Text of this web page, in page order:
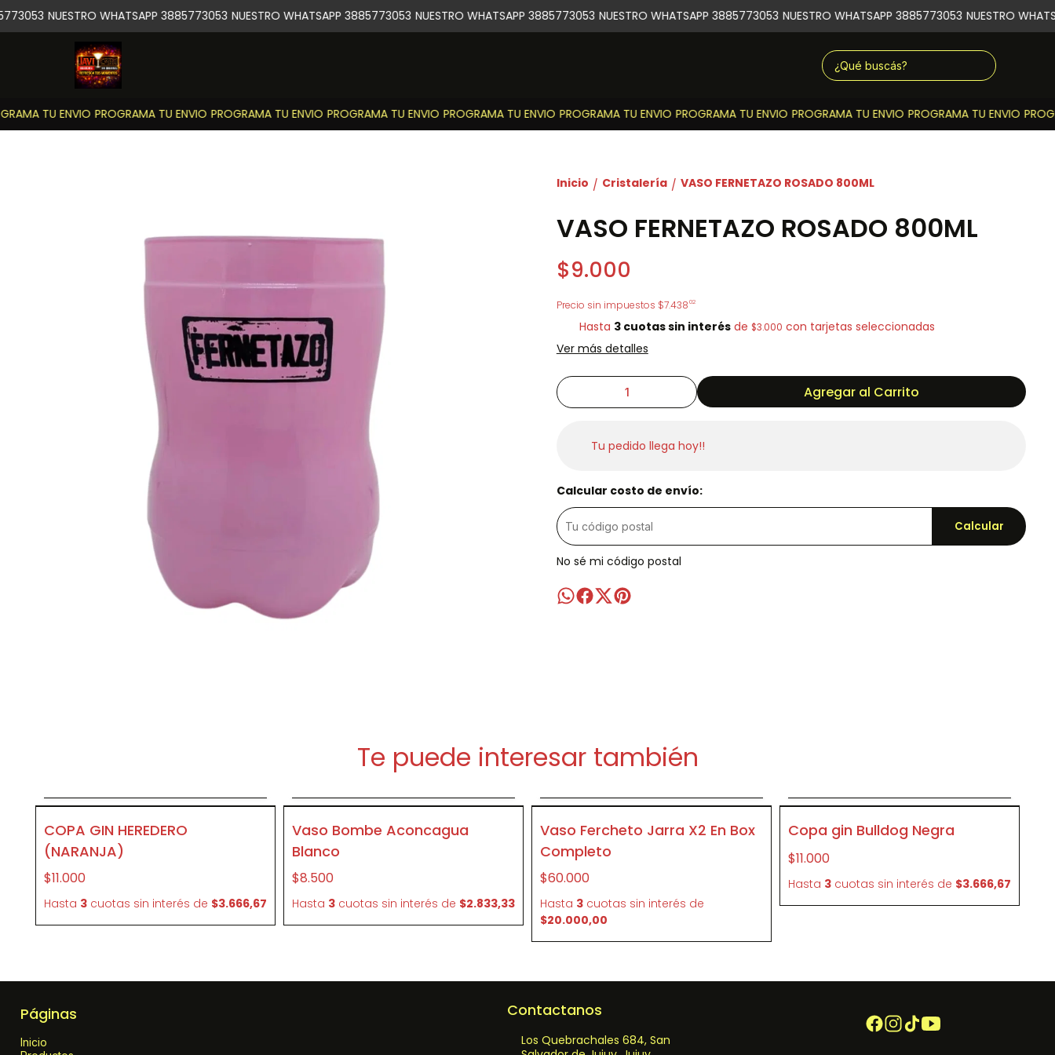
TU ENVIO PROGRAMA TU ENVIO PROGRAMA TU ENVIO PROGRAMA TU ENVIO PROGRAMA TU ENVIO PROGRAMA TU ENVIO PROGRAMA TU ENVIO PROGRAMA TU ENVIO PROGRAMA TU ENVIO
NUESTRO WHATSAPP 3885773053 NUESTRO WHATSAPP 3885773053 NUESTRO WHATSAPP 3885773053 NUESTRO WHATSAPP 3885773053 NUESTRO WHATSAPP 3885773053 NUESTRO
Inicio / Cristalería / VASO FERNETAZO ROSADO 800ML
VASO FERNETAZO ROSADO 800ML
$9.000
Precio sin impuestos $7.43802
Hasta 3 cuotas sin interésde $3.000 con tarjetas seleccionadas
Ver más detalles
Agregar al Carrito
Tu pedido llega hoy!!
Calcular costo de envío:
Calcular
No sé mi código postal
Te puede interesar también
COPA GIN HEREDERO
(NARANJA)
$11.000
Hasta 3 cuotas sin interés de $3.666,67
Vaso Bombe Aconcagua
Blanco
$8.500
Hasta 3 cuotas sin interés de $2.833,33
Vaso Fercheto Jarra X2 En Box
Completo
$60.000
Hasta 3 cuotas sin interés de
$20.000,00
Copa gin Bulldog Negra
$11.000
Hasta 3 cuotas sin interés de $3.666,67
Páginas
Inicio
Contactanos
Los Quebrachales 684, San